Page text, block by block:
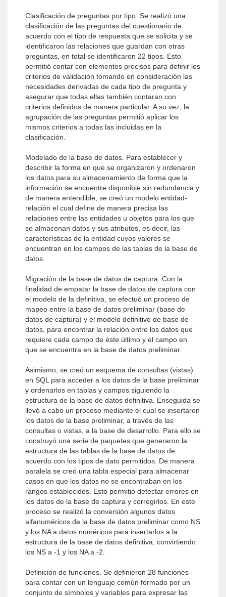
Clasificación de preguntas por tipo. Se realizó una
clasificación de las preguntas del cuestionario de
acuerdo con el tipo de respuesta que se solicita y se
identificaron las relaciones que guardan con otras
preguntas, en total se identificaron 22 tipos. Esto
permitió contar con elementos precisos para definir los
criterios de validación tomando en consideración las
necesidades derivadas de cada tipo de pregunta y
asegurar que todas ellas también contaran con
criterios definidos de manera particular. A su vez, la
agrupación de las preguntas permitió aplicar los
mismos criterios a todas las incluidas en la
clasificación.
Modelado de la base de datos. Para establecer y
describir la forma en que se organizaron y ordenaron
los datos para su almacenamiento de forma que la
información se encuentre disponible sin redundancia y
de manera entendible, se creó un modelo entidad-
relación el cual define de manera precisa las
relaciones entre las entidades u objetos para los que
se almacenan datos y sus atributos, es decir, las
características de la entidad cuyos valores se
encuentran en los campos de las tablas de la base de
datos.
Migración de la base de datos de captura. Con la
finalidad de empatar la base de datos de captura con
el modelo de la definitiva, se efectuó un proceso de
mapeo entre la base de datos preliminar (base de
datos de captura) y el modelo definitivo de base de
datos, para encontrar la relación entre los datos que
requiere cada campo de éste último y el campo en
que se encuentra en la base de datos preliminar.
Asimismo, se creó un esquema de consultas (vistas)
en SQL para acceder a los datos de la base preliminar
y ordenarlos en tablas y campos siguiendo la
estructura de la base de datos definitiva. Enseguida se
llevó a cabo un proceso mediante el cual se insertaron
los datos de la base preliminar, a través de las
consultas o vistas, a la base de desarrollo. Para ello se
construyó una serie de paquetes que generaron la
estructura de las tablas de la base de datos de
acuerdo con los tipos de dato permitidos. De manera
paralela se creó una tabla especial para almacenar
casos en que los datos no se encontraban en los
rangos establecidos. Esto permitió detectar errores en
los datos de la base de captura y corregirlos. En este
proceso se realizó la conversión algunos datos
alfanuméricos de la base de datos preliminar como NS
y los NA a datos numéricos para insertarlos a la
estructura de la base de datos definitiva, convirtiendo
los NS a -1 y los NA a -2.
Definición de funciones. Se definieron 28 funciones
para contar con un lenguaje común formado por un
conjunto de símbolos y variables para expresar las